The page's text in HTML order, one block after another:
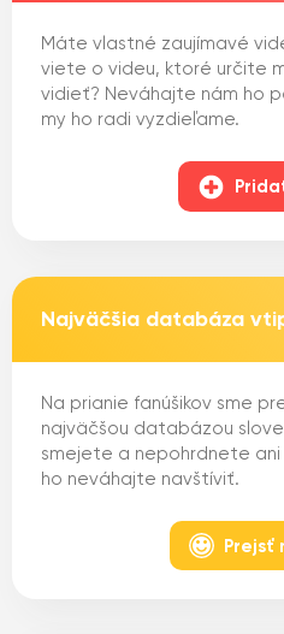
Máte vlastné zaujímavé
viete o videu, ktoré určite
vidieť? Neváhajte nám ho
my ho radi vyzdieľame.
Najväčšia databáza
Na prianie fanúšikov sme
najväčšou databázou
smejete a nepohrdnete ani
ho neváhajte navštíviť.
Prejsť